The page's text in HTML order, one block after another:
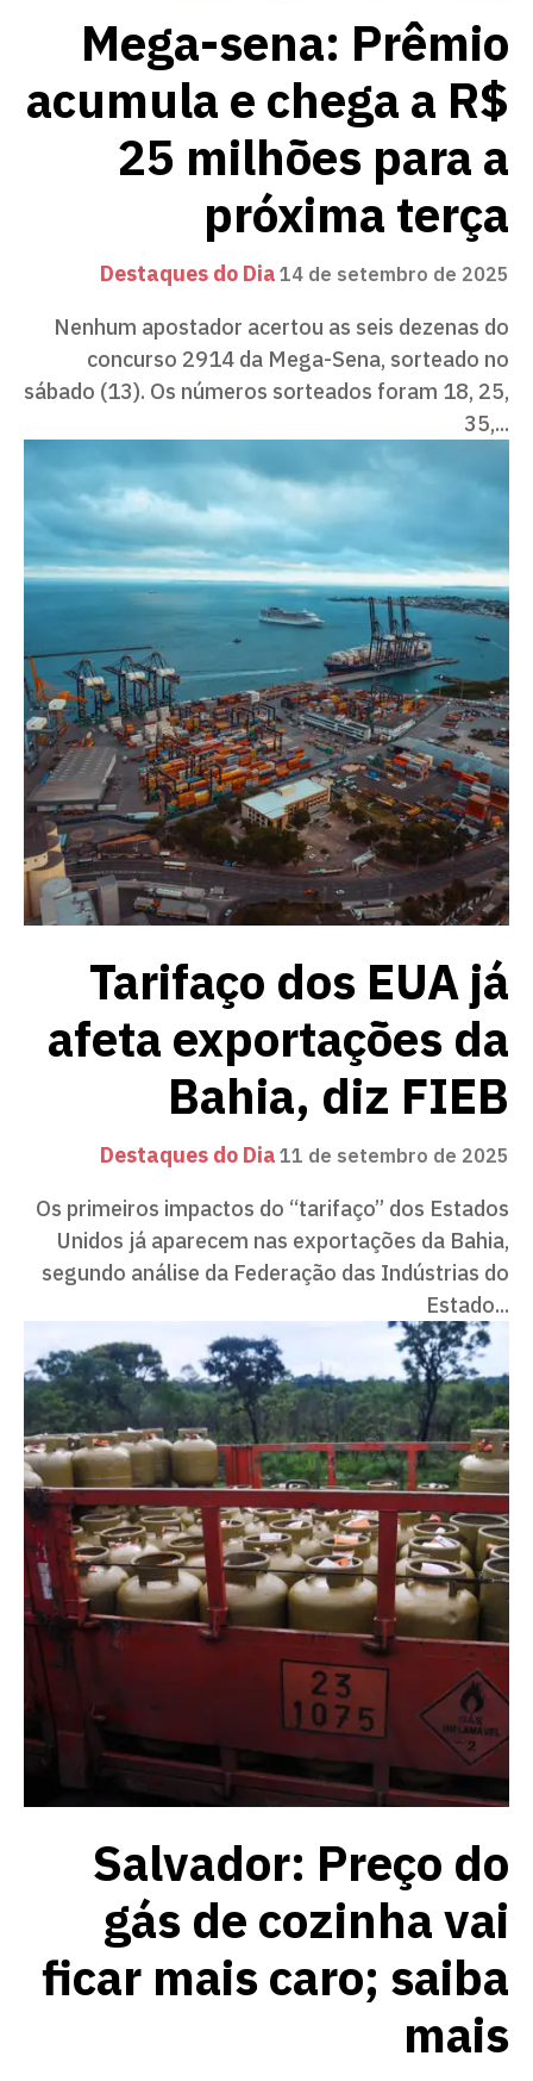
Mega-sena: Prêmio
acumula e chega a R$
25 milhões para a
próxima terça
Destaques do Dia14 de setembro de 2025
Nenhum apostador acertou as seis dezenas do
concurso 2914 da Mega-Sena, sorteado no
sábado (13). Os números sorteados foram 18, 25,
35,...
Tarifaço dos EUA já
afeta exportações da
Bahia, diz FIEB
Destaques do Dia11 de setembro de 2025
Os primeiros impactos do “tarifaço” dos Estados
Unidos já aparecem nas exportações da Bahia,
segundo análise da Federação das Indústrias do
Estado...
Salvador: Preço do
gás de cozinha vai
ficar mais caro; saiba
mais